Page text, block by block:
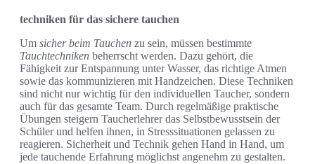
techniken für das sichere tauchen
Um sicher beim Tauchen zu sein, müssen bestimmte
Tauchtechniken beherrscht werden. Dazu gehört, die
Fähigkeit zur Entspannung unter Wasser, das richtige Atmen
sowie das kommunizieren mit Handzeichen. Diese Techniken
sind nicht nur wichtig für den individuellen Taucher, sondern
auch für das gesamte Team. Durch regelmäßige praktische
Übungen steigern Taucherlehrer das Selbstbewusstsein der
Schüler und helfen ihnen, in Stresssituationen gelassen zu
reagieren. Sicherheit und Technik gehen Hand in Hand, um
jede tauchende Erfahrung möglichst angenehm zu gestalten.